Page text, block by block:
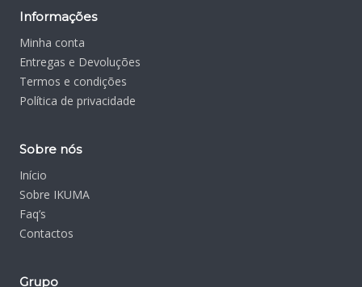
Informações
Minha conta
Entregas e Devoluções
Termos e condições
Política de privacidade
Sobre nós
Início
Sobre IKUMA
Faq’s
Contactos
Grupo